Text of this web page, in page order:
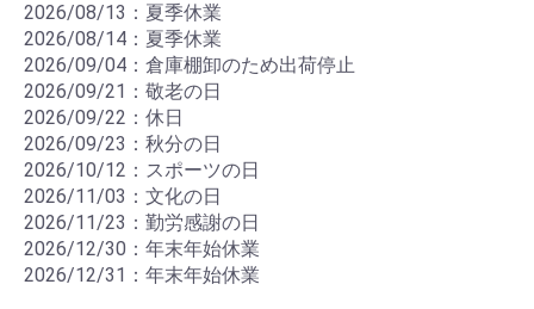
2026/08/13：夏季休業
2026/08/14：夏季休業
2026/09/04：倉庫棚卸のため出荷停止
2026/09/21：敬老の日
2026/09/22：休日
2026/09/23：秋分の日
2026/10/12：スポーツの日
2026/11/03：文化の日
2026/11/23：勤労感謝の日
2026/12/30：年末年始休業
2026/12/31：年末年始休業